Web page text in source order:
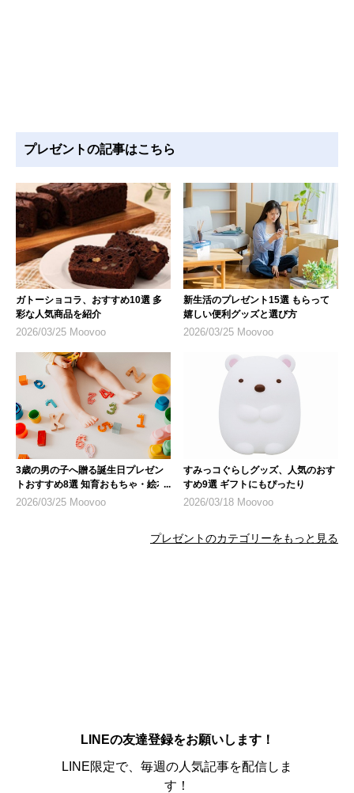
プレゼントの記事はこちら
ガトーショコラ、おすすめ10選 多
彩な人気商品を紹介
2026/03/25 Moovoo
新生活のプレゼント15選 もらって
嬉しい便利グッズと選び方
2026/03/25 Moovoo
3歳の男の子へ贈る誕生日プレゼン
トおすすめ8選 知育おもちゃ・絵本
を厳選
2026/03/25 Moovoo
すみっコぐらしグッズ、人気のおす
すめ9選 ギフトにもぴったり
2026/03/18 Moovoo
プレゼントのカテゴリーをもっと見る
LINEの友達登録をお願いします！
LINE限定で、毎週の人気記事を配信しま
す！